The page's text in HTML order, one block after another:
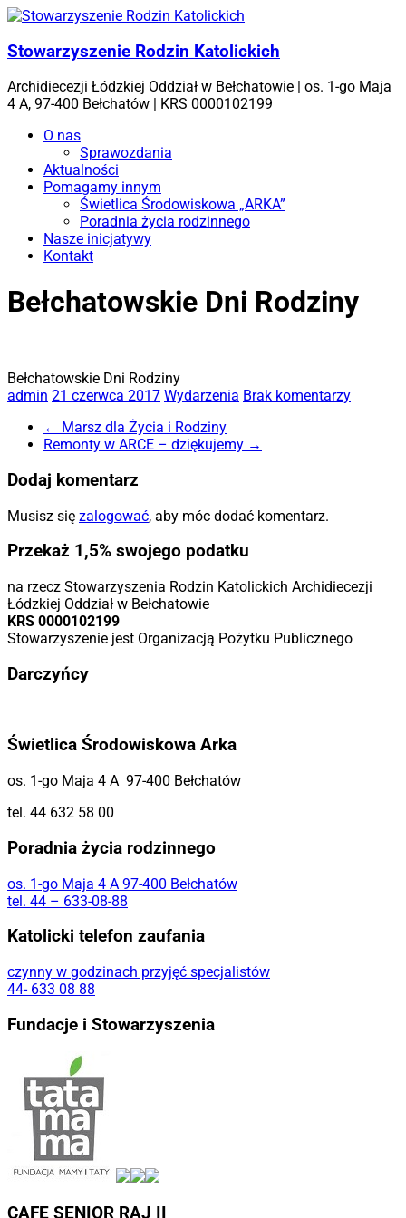
Skip
content
Stowarzyszenie Rodzin Katolickich
Archidiecezji Łódzkiej Oddział w Bełchatowie | os. 1-go Maja
4 A, 97-400 Bełchatów | KRS 0000102199
Menu
O nas
Sprawozdania
Aktualności
Pomagamy innym
Świetlica Środowiskowa „ARKA”
Poradnia życia rodzinnego
Nasze inicjatywy
Kontakt
Bełchatowskie Dni Rodziny
Bełchatowskie Dni Rodziny
admin 21 czerwca 2017 Wydarzenia Brak komentarzy
← Marsz dla Życia i Rodziny
Remonty w ARCE – dziękujemy →
Dodaj komentarz
Musisz się zalogować, aby móc dodać komentarz.
Przekaż 1,5% swojego podatku
na rzecz Stowarzyszenia Rodzin Katolickich Archidiecezji
Łódzkiej Oddział w Bełchatowie
KRS 0000102199
Stowarzyszenie jest Organizacją Pożytku Publicznego
Darczyńcy
Świetlica Środowiskowa Arka
os. 1-go Maja 4 A 97-400 Bełchatów
tel. 44 632 58 00
Poradnia życia rodzinnego
os. 1-go Maja 4 A 97-400 Bełchatów
tel. 44 – 633-08-88
Katolicki telefon zaufania
czynny w godzinach przyjęć specjalistów
44- 633 08 88
Fundacje i Stowarzyszenia
CAFE SENIOR RAJ II